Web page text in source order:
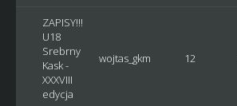
ZAPISY!!!
U18
Srebrny
Kask -
XXXVIII
edycja
wojtas_gkm 12